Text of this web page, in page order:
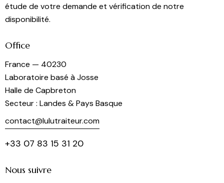
étude de votre demande et vérification de notre
disponibilité.
Office
France — 40230
Laboratoire basé à Josse
Halle de Capbreton
Secteur : Landes & Pays Basque
contact@lulutraiteur.com
+33 07 83 15 31 20
Nous suivre